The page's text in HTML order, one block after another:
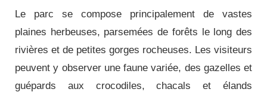
Le parc se compose principalement de vastes
plaines herbeuses, parsemées de forêts le long des
rivières et de petites gorges rocheuses. Les visiteurs
peuvent y observer une faune variée, des gazelles et
guépards aux crocodiles, chacals et élands